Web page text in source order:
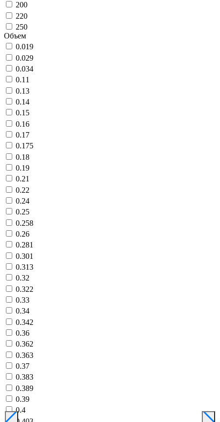
200
220
250
Объем
0.019
0.029
0.034
0.11
0.13
0.14
0.15
0.16
0.17
0.175
0.18
0.19
0.21
0.22
0.24
0.25
0.258
0.26
0.281
0.301
0.313
0.32
0.322
0.33
0.34
0.342
0.36
0.362
0.363
0.37
0.383
0.389
0.39
0.4